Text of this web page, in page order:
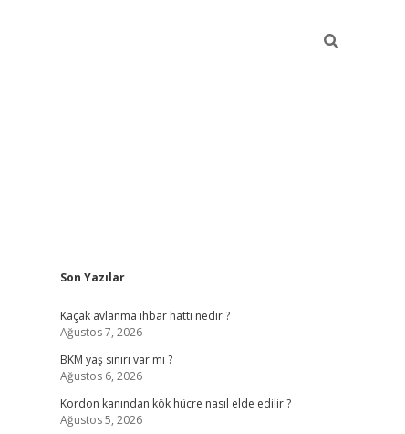
Sidebar
Son Yazılar
Kaçak avlanma ihbar hattı nedir ?
Ağustos 7, 2026
BKM yaş sınırı var mı ?
Ağustos 6, 2026
Kordon kanından kök hücre nasıl elde edilir ?
Ağustos 5, 2026
betexper giriş